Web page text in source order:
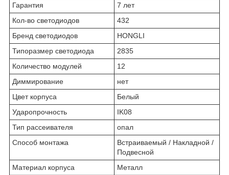
Гарантия
7 лет
Кол-во светодиодов
432
Бренд светодиодов
HONGLI
Типоразмер светодиода
2835
Количество модулей
12
Диммирование
нет
Цвет корпуса
Белый
Ударопрочность
IK08
Тип рассеивателя
опал
Способ монтажа
Встраиваемый / Накладной /
Подвесной
Материал корпуса
Металл